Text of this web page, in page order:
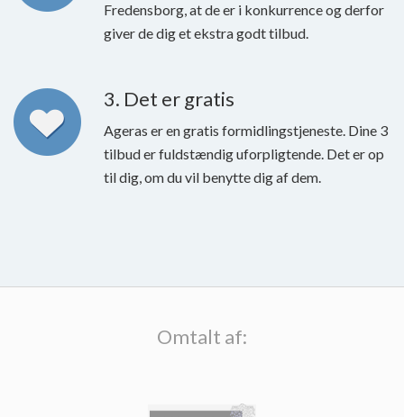
Fredensborg, at de er i konkurrence og derfor
giver de dig et ekstra godt tilbud.
3. Det er gratis
Ageras er en gratis formidlingstjeneste. Dine 3
tilbud er fuldstændig uforpligtende. Det er op
til dig, om du vil benytte dig af dem.
Omtalt af: